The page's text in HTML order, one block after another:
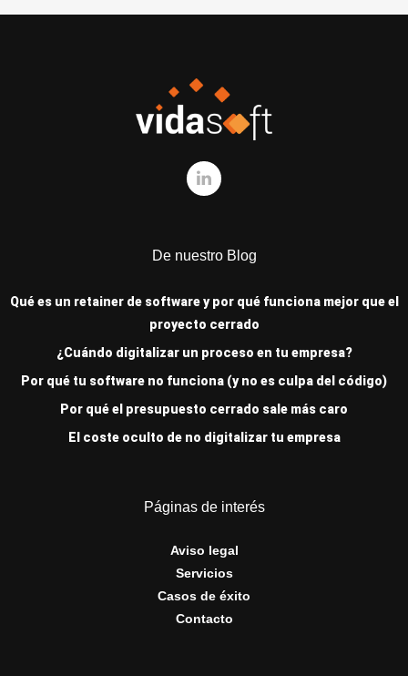
De nuestro Blog
Qué es un retainer de software y por qué funciona mejor que el
proyecto cerrado
¿Cuándo digitalizar un proceso en tu empresa?
Por qué tu software no funciona (y no es culpa del código)
Por qué el presupuesto cerrado sale más caro
El coste oculto de no digitalizar tu empresa
Páginas de interés
Aviso legal
Servicios
Casos de éxito
Contacto